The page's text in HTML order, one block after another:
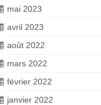
mai 2023
avril 2023
août 2022
mars 2022
février 2022
janvier 2022